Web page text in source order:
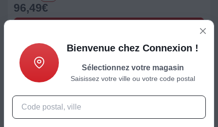
96,49€
Bienvenue chez Connexion !
Sélectionnez votre magasin
Saisissez votre ville ou votre code postal